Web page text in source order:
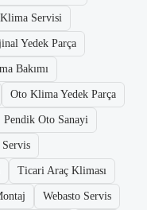
Klima Servisi
Yedek Parça
Bakımı
Oto Klima Yedek Parça
Pendik Oto Sanayi
Ticari Araç Kliması
Webasto Servis